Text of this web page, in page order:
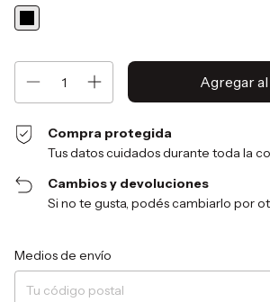
Compra protegida
Tus datos cuidados durante toda la
Cambios y devoluciones
Si no te gusta, podés cambiarlo por
Entregas para el CP:
Medios de envío